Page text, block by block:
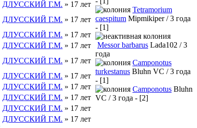
ДЛУССКИЙ Г.М. » 17 лет
ДЛУССКИЙ Г.М. » 17 лет
ДЛУССКИЙ Г.М. » 17 лет
ДЛУССКИЙ Г.М. » 17 лет
ДЛУССКИЙ Г.М. » 17 лет
ДЛУССКИЙ Г.М. » 17 лет
ДЛУССКИЙ Г.М. » 17 лет
ДЛУССКИЙ Г.М. » 17 лет
ДЛУССКИЙ Г.М. » 17 лет
ДЛУССКИЙ Г.М. » 17 лет
Tetramorium
caespitum Mipmikiper / 3 года
- [1]
Messor barbarus Lada102 / 3
года
Camponotus
turkestanus Bluhn VC / 3 года
- [1]
Camponotus Bluhn
VC / 3 года - [2]